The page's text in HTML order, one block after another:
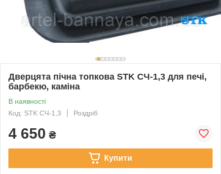
Дверцята пічна топкова STK СЧ-1,3 для печі,
барбекю, каміна
В наявності
Код: STK CЧ-1,3
Роздріб
4 650 ₴
Купити